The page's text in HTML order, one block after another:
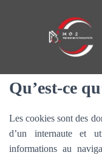
Qu’est-ce
Les cookies sont des
d’un internaute et
informations au